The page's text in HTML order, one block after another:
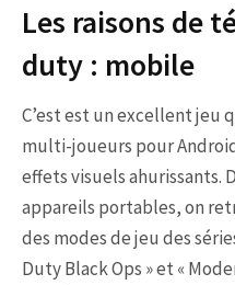
Les raisons de
duty : mobile
C’est est un excellent jeu
multi-joueurs pour
effets visuels ahurissants.
appareils portables, on
des modes de jeu des
Duty Black Ops » et «